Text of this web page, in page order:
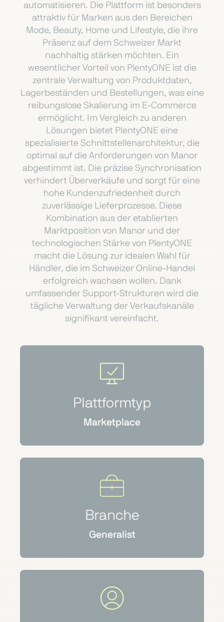
automatisieren. Die Plattform ist besonders
attraktiv für Marken aus den Bereichen
Mode, Beauty, Home und Lifestyle, die ihre
Präsenz auf dem Schweizer Markt
nachhaltig stärken möchten. Ein
wesentlicher Vorteil von PlentyONE ist die
zentrale Verwaltung von Produktdaten,
Lagerbeständen und Bestellungen, was eine
reibungslose Skalierung im E-Commerce
ermöglicht. Im Vergleich zu anderen
Lösungen bietet PlentyONE eine
spezialisierte Schnittstellenarchitektur, die
optimal auf die Anforderungen von Manor
abgestimmt ist. Die präzise Synchronisation
verhindert Überverkäufe und sorgt für eine
hohe Kundenzufriedenheit durch
zuverlässige Lieferprozesse. Diese
Kombination aus der etablierten
Marktposition von Manor und der
technologischen Stärke von PlentyONE
macht die Lösung zur idealen Wahl für
Händler, die im Schweizer Online-Handel
erfolgreich wachsen wollen. Dank
umfassender Support-Strukturen wird die
tägliche Verwaltung der Verkaufskanäle
signifikant vereinfacht.
Plattformtyp
Marketplace
Branche
Generalist